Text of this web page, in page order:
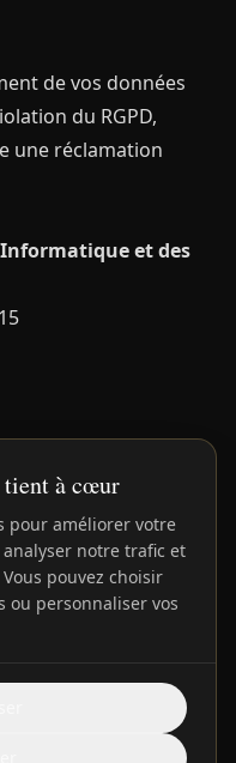
de vos données
du RGPD,
une réclamation
et des
de modifier cette
moment. Les
leur publication
à
de
tient à cœur
pour améliorer votre
notre trafic et
pouvez choisir
ou personnaliser vos